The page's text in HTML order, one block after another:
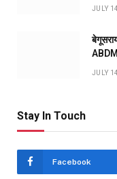
JULY
ABDM
JULY
Stay In Touch
Facebook